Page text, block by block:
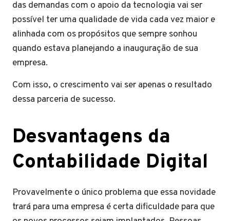
das demandas com o apoio da tecnologia vai ser
possível ter uma qualidade de vida cada vez maior e
alinhada com os propósitos que sempre sonhou
quando estava planejando a inauguração de sua
empresa.
Com isso, o crescimento vai ser apenas o resultado
dessa parceria de sucesso.
Desvantagens da
Contabilidade Digital
Provavelmente o único problema que essa novidade
trará para uma empresa é certa dificuldade para que